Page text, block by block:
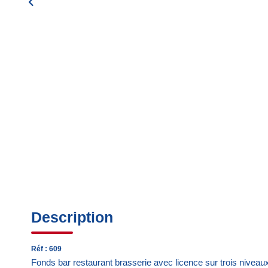
Description
Réf : 609
Fonds bar restaurant brasserie avec licence sur trois